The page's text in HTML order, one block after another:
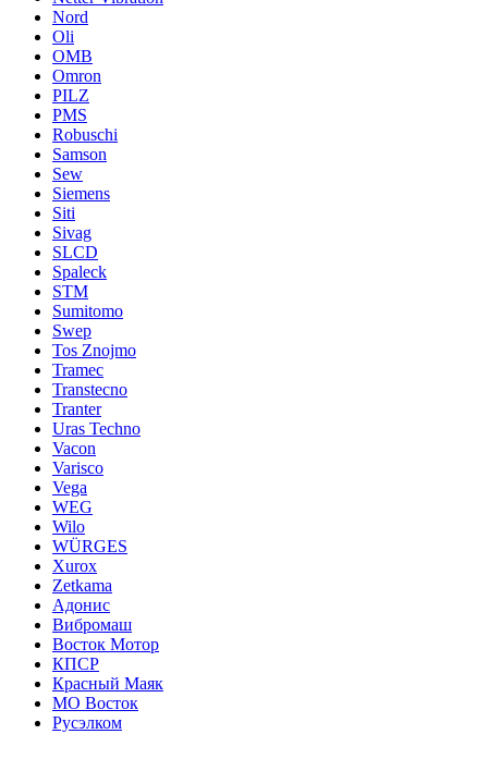
Nord
Oli
OMB
Omron
PILZ
PMS
Robuschi
Samson
Sew
Siemens
Siti
Sivag
SLCD
Spaleck
STM
Sumitomo
Swep
Tos Znojmo
Tramec
Transtecno
Tranter
Uras Techno
Vacon
Varisco
Vega
WEG
Wilo
WÜRGES
Xurox
Zetkama
Адонис
Вибромаш
Восток Мотор
КПСР
Красный Маяк
МО Восток
Русэлком